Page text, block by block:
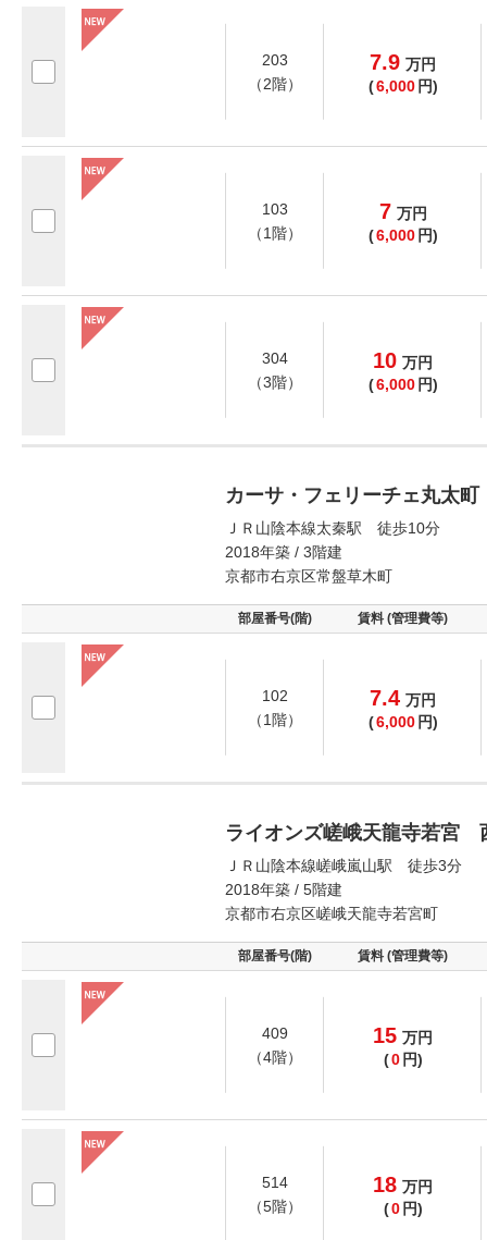
203
（2階）
7.9 万円
(6,000 円)
103
（1階）
7 万円
(6,000 円)
304
（3階）
10 万円
(6,000 円)
カーサ・フェリーチェ丸太町
ＪＲ山陰本線太秦駅 徒歩10分
2018年築 / 3階建
京都市右京区常盤草木町
部屋番号(階) 賃料 (管理費等)
102
（1階）
7.4 万円
(6,000 円)
ライオンズ嵯峨天龍寺若宮
ＪＲ山陰本線嵯峨嵐山駅 徒歩3分
2018年築 / 5階建
京都市右京区嵯峨天龍寺若宮町
部屋番号(階) 賃料 (管理費等)
409
（4階）
15 万円
(0 円)
514
（5階）
18 万円
(0 円)